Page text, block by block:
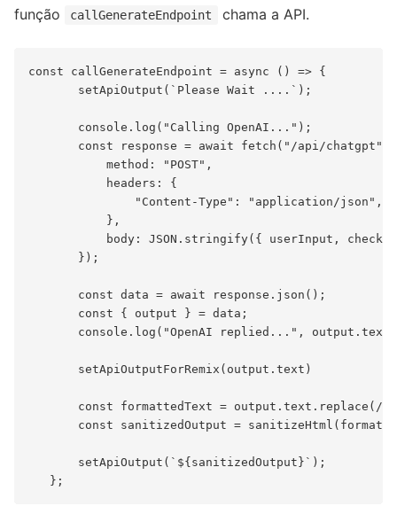
função
callGenerateEndpoint chama a API.
const callGenerateEndpoint = async () => {
       setApiOutput(`Please Wait ....`);
       console.log("Calling OpenAI...");
const response = await fetch("/api/chatgpt",
           method: "POST",
           headers: {
               "Content-Type": "application/json",
           },
body: JSON.stringify({ userInput,
       });
       const data = await response.json();
       const { output } = data;
console.log("OpenAI replied...",
       setApiOutputForRemix(output.text)
const formattedText = output.text.replace(/
const sanitizedOutput =
       setApiOutput(`${sanitizedOutput}`);